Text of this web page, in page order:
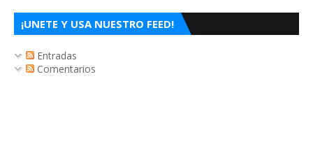
¡UNETE Y USA NUESTRO FEED!
Entradas
Comentarios